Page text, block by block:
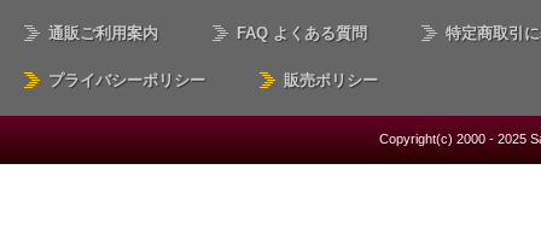
通販ご利用案内 FAQ よくある質問 特定商取引
プライバシーポリシー 販売ポリシー
Copyright(c) 2000 - 2025